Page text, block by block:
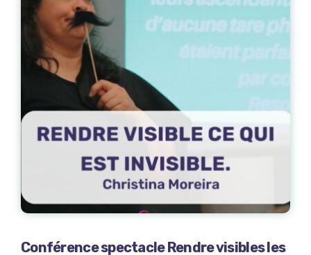
Conférence spectacle Rendre visibles les